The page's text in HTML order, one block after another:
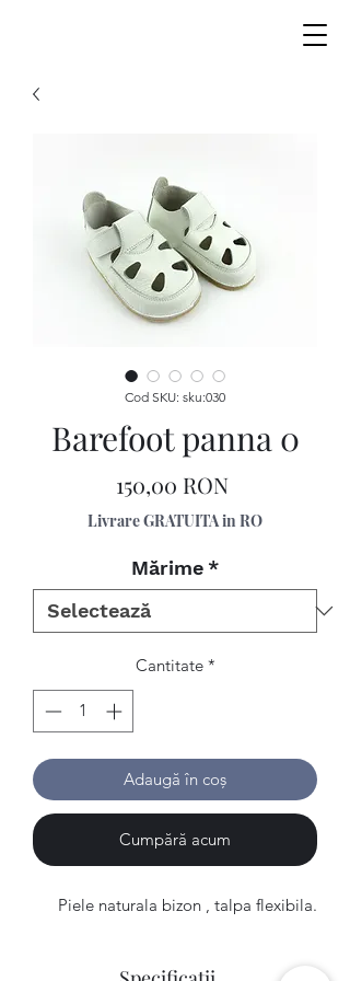
Cod SKU: sku:030
Barefoot panna 0
150,00 RONPreț
Livrare GRATUITA in RO
Mărime *
Cantitate *
Adaugă în coș
Cumpără acum
Piele naturala bizon , talpa flexibila.